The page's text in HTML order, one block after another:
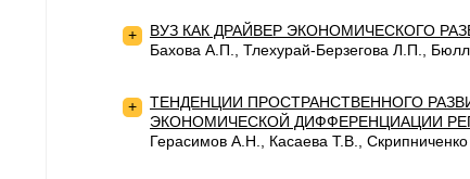
+ ВУЗ КАК ДРАЙВЕР ЭКОНОМИЧЕСКОГО
Бахова А.П., Тлехурай-Берзегова Л.П.,
+
ТЕНДЕНЦИИ ПРОСТРАНСТВЕННОГО
ЭКОНОМИЧЕСКОЙ ДИФФЕРЕНЦИАЦИИ
Герасимов А.Н., Касаева Т.В.,